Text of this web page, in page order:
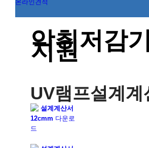
온라인견적
악취저감
지원
UV램프설계계
설계계산서
12cmm 다운로
드